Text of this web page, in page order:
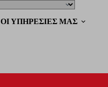
OΙ ΥΠΗΡΕΣΙΕΣ ΜΑΣ